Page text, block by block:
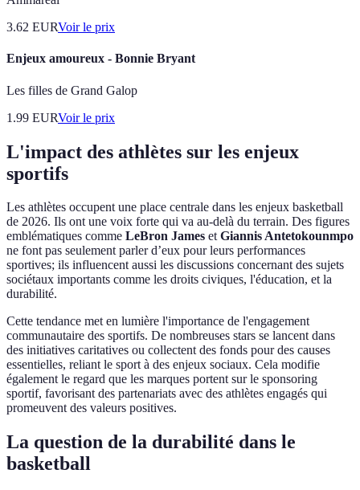
3.62 EURVoir le prix
Enjeux amoureux - Bonnie Bryant
Les filles de Grand Galop
1.99 EURVoir le prix
L'impact des athlètes sur les enjeux
sportifs
Les athlètes occupent une place centrale dans les enjeux basketball
de 2026. Ils ont une voix forte qui va au-delà du terrain. Des figures
emblématiques comme LeBron James etGiannis Antetokounmpo
ne font pas seulement parler d’eux pour leurs performances
sportives; ils influencent aussi les discussions concernant des sujets
sociétaux importants comme les droits civiques, l'éducation, et la
durabilité.
Cette tendance met en lumière l'importance de l'engagement
communautaire des sportifs. De nombreuses stars se lancent dans
des initiatives caritatives ou collectent des fonds pour des causes
essentielles, reliant le sport à des enjeux sociaux. Cela modifie
également le regard que les marques portent sur le sponsoring
sportif, favorisant des partenariats avec des athlètes engagés qui
promeuvent des valeurs positives.
La question de la durabilité dans le
basketball